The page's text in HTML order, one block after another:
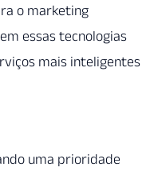
o marketing
essas tecnologias
mais inteligentes
uma prioridade